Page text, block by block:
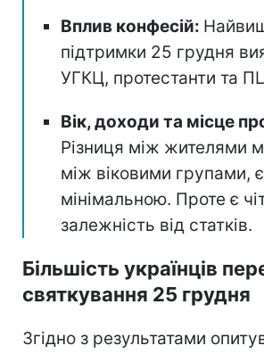
Вплив конфесій:
підтримки 25 грудня
УГКЦ, протестанти та
Вік, доходи та місце
Різниця між жителями
між віковими групами, є
мінімальною. Проте є
залежність від статків.
Більшість українців
святкування 25 грудня
Згідно з результатами